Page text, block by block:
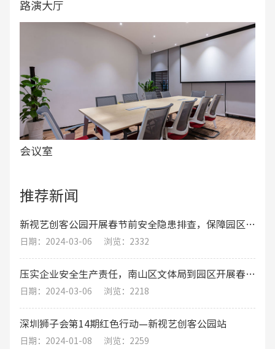
路演大厅
会议室
推荐新闻
新视艺创客公园开展春节前安全隐患排查，保障园区职工的生命财产安全
日期：2024-03-06 浏览：2332
压实企业安全生产责任，南山区文体局到园区开展春节期间安全生产工作综合督导检查
日期：2024-03-06 浏览：2218
深圳狮子会第14期红色行动—新视艺创客公园站
日期：2024-01-08 浏览：2259